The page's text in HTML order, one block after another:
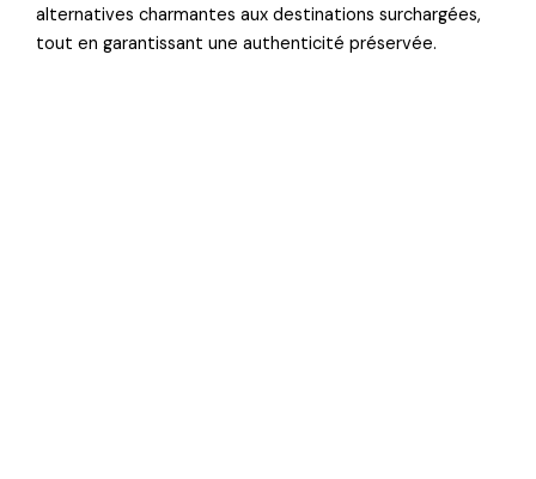
alternatives charmantes aux destinations surchargées,
tout en garantissant une authenticité préservée.